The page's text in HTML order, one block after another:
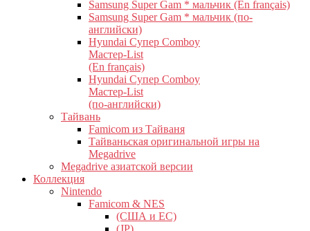
Samsung Super Gam * мальчик (En français)
Samsung Super Gam * мальчик (по-
английски)
Hyundai Супер Comboy
Мастер-List
(En français)
Hyundai Супер Comboy
Мастер-List
(по-английски)
Тайвань
Famicom из Тайваня
Тайваньская оригинальной игры на
Megadrive
Megadrive азиатской версии
Коллекция
Nintendo
Famicom & NES
(США и ЕС)